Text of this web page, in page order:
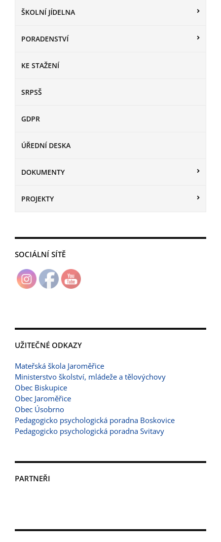
ŠKOLNÍ JÍDELNA
PORADENSTVÍ
KE STAŽENÍ
SRPSŠ
GDPR
ÚŘEDNÍ DESKA
DOKUMENTY
PROJEKTY
SOCIÁLNÍ SÍTĚ
UŽITEČNÉ ODKAZY
Mateřská škola Jaroměřice
Ministerstvo školství, mládeže a tělovýchovy
Obec Biskupice
Obec Jaroměřice
Obec Úsobrno
Pedagogicko psychologická poradna Boskovice
Pedagogicko psychologická poradna Svitavy
PARTNEŘI